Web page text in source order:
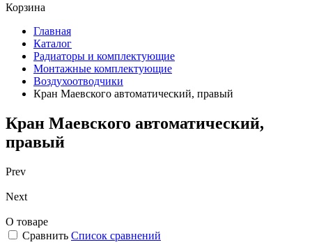
Корзина
Главная
Каталог
Радиаторы и комплектующие
Монтажные комплектующие
Воздухоотводчики
Кран Маевского автоматический, правый
Кран Маевского автоматический,
правый
Prev
Next
О товаре
Сравнить Список сравнений